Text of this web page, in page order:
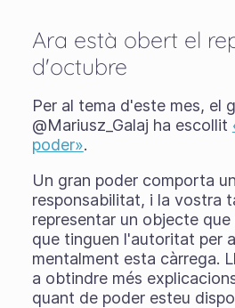
Ara està obert el
d'octubre
Per al tema d'este mes, el
@Mariusz_Galaj ha escollit
poder».
Un gran poder comporta
responsabilitat, i la vostra
representar un objecte
que tinguen l'autoritat per
mentalment esta càrrega.
a obtindre més
quant de poder esteu